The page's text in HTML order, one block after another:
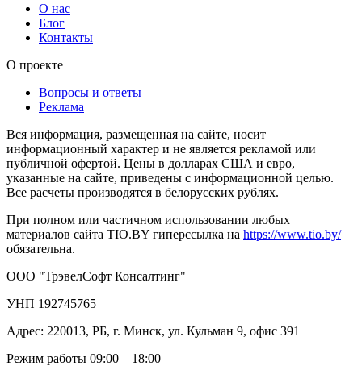
О нас
Блог
Контакты
О проекте
Вопросы и ответы
Реклама
Вся информация, размещенная на сайте, носит
информационный характер и не является рекламой или
публичной офертой. Цены в долларах США и евро,
указанные на сайте, приведены с информационной целью.
Все расчеты производятся в белорусских рублях.
При полном или частичном использовании любых
материалов сайта TIO.BY гиперссылка на https://www.tio.by/
обязательна.
ООО "ТрэвелСофт Консалтинг"
УНП 192745765
Адрес: 220013, РБ, г. Минск, ул. Кульман 9, офис 391
Режим работы 09:00 – 18:00